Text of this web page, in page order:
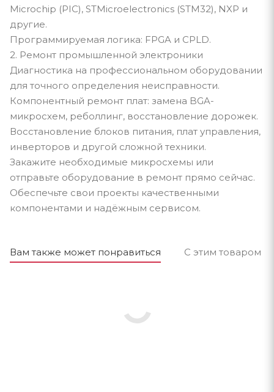
Microchip (PIC), STMicroelectronics (STM32), NXP и
другие.
Программируемая логика: FPGA и CPLD.
2. Ремонт промышленной электроники
Диагностика на профессиональном оборудовании
для точного определения неисправности.
Компонентный ремонт плат: замена BGA-
микросхем, реболлинг, восстановление дорожек.
Восстановление блоков питания, плат управления,
инверторов и другой сложной техники.
Закажите необходимые микросхемы или
отправьте оборудование в ремонт прямо сейчас.
Обеспечьте свои проекты качественными
компонентами и надёжным сервисом.
Вам также может понравиться С этим товаром